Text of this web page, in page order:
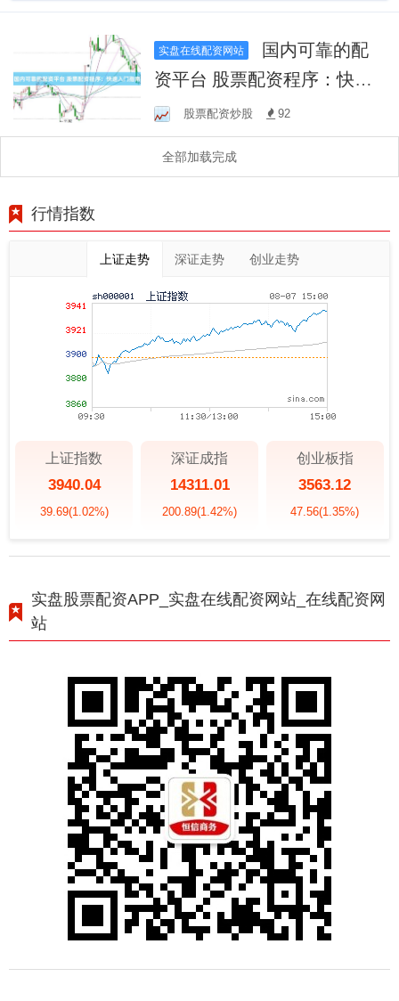
实盘在线配资网站
资平台 股票配资程序：快速
入门指南
股票配资炒股 92
全部加载完成
行情指数
上证走势 深证走势 创业走势
上证指数
3940.04
39.69(1.02%)
深证成指
14311.01
200.89(1.42%)
创业板指
3563.12
47.56(1.35%)
实盘股票配资APP_实盘在线配资网站_在线配资网
站